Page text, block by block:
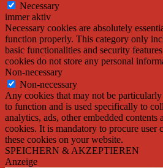
Necessary
immer aktiv
Necessary cookies are absolutely
function properly. This category only
basic functionalities and security
cookies do not store any personal
Non-necessary
Non-necessary
Any cookies that may not be
to function and is used specifically to
analytics, ads, other embedded contents
cookies. It is mandatory to procure user
these cookies on your website.
SPEICHERN & AKZEPTIEREN
Anzeige